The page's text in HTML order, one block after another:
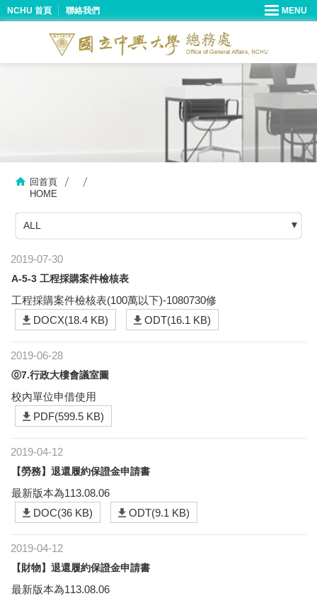
NCHU 首頁 聯絡我們
回首頁
HOME
ALL
2019-07-30
A-5-3 工程採購案件檢核表
工程採購案件檢核表(100萬以下)-1080730修
DOCX(18.4 KB)
ODT(16.1 KB)
2019-06-28
⓪7.行政大樓會議室圖
校內單位申借使用
PDF(599.5 KB)
2019-04-12
【勞務】退還履約保證金申請書
最新版本為113.08.06
DOC(36 KB)
ODT(9.1 KB)
2019-04-12
【財物】退還履約保證金申請書
最新版本為113.08.06